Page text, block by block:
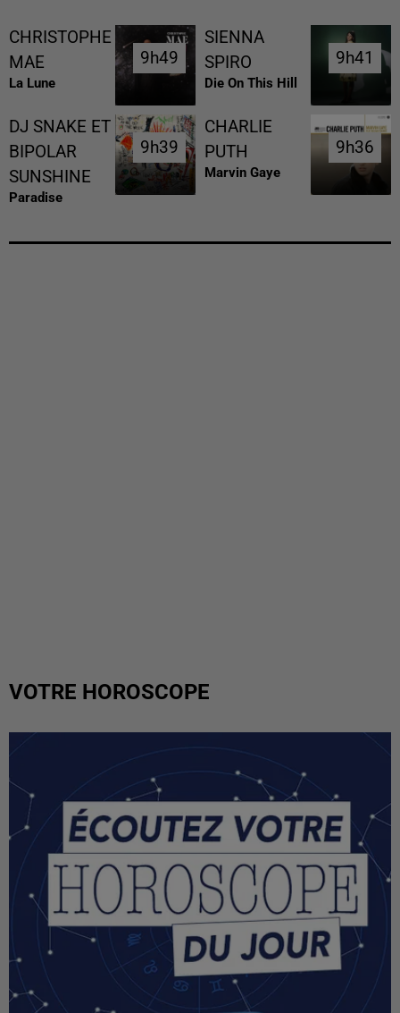
CHRISTOPHE
MAE
La Lune
9h49
9h49
SIENNA
SPIRO
Die On This Hill
9h41
9h41
DJ SNAKE ET
BIPOLAR
SUNSHINE
Paradise
9h39
9h39
CHARLIE
PUTH
Marvin Gaye
9h36
9h36
VOTRE HOROSCOPE